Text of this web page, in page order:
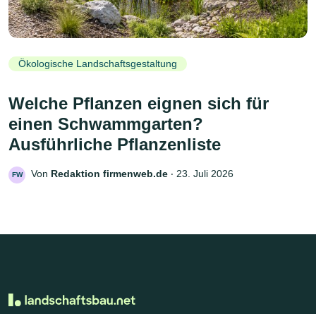
Ökologische Landschaftsgestaltung
Welche Pflanzen eignen sich für
einen Schwammgarten?
Ausführliche Pflanzenliste
FW Von Redaktion firmenweb.de ‧ 23. Juli 2026